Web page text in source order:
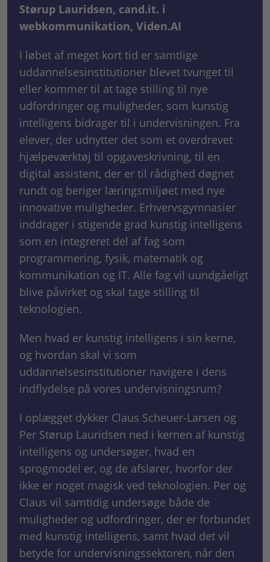
Størup Lauridsen, cand.it. i
webkommunikation, Viden.AI
I løbet af meget kort tid er samtlige
uddannelsesinstitutioner blevet tvunget til
eller kommer til at tage stilling til nye
udfordringer og muligheder, som kunstig
intelligens bidrager til i undervisningen. Fra
elever, der udnytter det som et overdrevet
hjælpeværktøj til opgaveskrivning, til en
digital assistent, der er til rådighed døgnet
rundt og beriger læringsmiljøet med nye
innovative muligheder. Erhvervsgymnasier
inddrager i stigende grad kunstig intelligens
som en integreret del af fag som
programmering, fysik, matematik og
kommunikation og IT. Alle fag vil uundgåeligt
blive påvirket og skal tage stilling til
teknologien.
Men hvad er kunstig intelligens i sin kerne,
og hvordan skal vi som
uddannelsesinstitutioner navigere i dens
indflydelse på vores undervisningsrum?
I oplægget dykker Claus Scheuer-Larsen og
Per Størup Lauridsen ned i kernen af kunstig
intelligens og undersøger, hvad en
sprogmodel er, og de afslører, hvorfor der
ikke er noget magisk ved teknologien. Per og
Claus vil samtidig undersøge både de
muligheder og udfordringer, der er forbundet
med kunstig intelligens, samt hvad det vil
betyde for undervisningssektoren, når den